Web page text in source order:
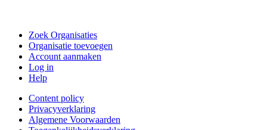
Zoek Organisaties
Organisatie toevoegen
Account aanmaken
Log in
Help
Content policy
Privacyverklaring
Algemene Voorwaarden